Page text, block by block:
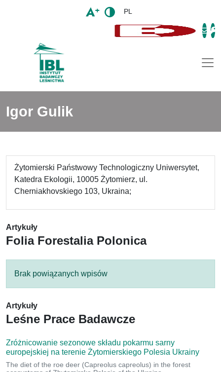
PL
Igor Gulik
Żytomierski Państwowy Technologiczny Uniwersytet,
Katedra Ekologii, 10005 Żytomierz, ul.
Cherniakhovskiego 103, Ukraina;
Artykuły
Folia Forestalia Polonica
Brak powiązanych wpisów
Artykuły
Leśne Prace Badawcze
Zróżnicowanie sezonowe składu pokarmu sarny
europejskiej na terenie Żytomierskiego Polesia Ukrainy
The diet of the roe deer (Capreolus capreolus) in the forest